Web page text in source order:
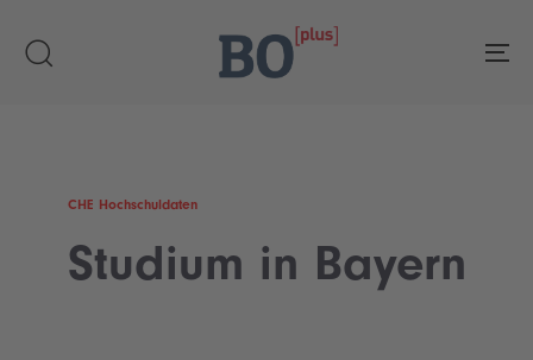
links
CHE Hochschuldaten
Studium in Bayern